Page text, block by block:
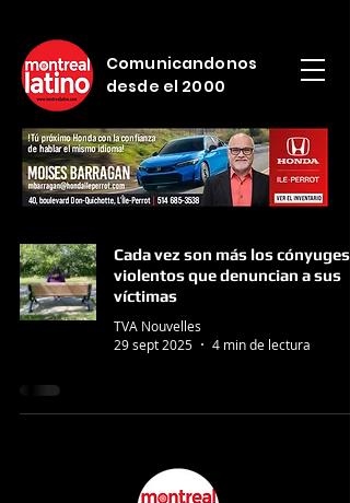
Comunicandonos
desde el 2000
Cada vez son más los cónyuges
violentos que denuncian a sus
víctimas
TVA Nouvelles
29 sept 2025
4 min de lectura